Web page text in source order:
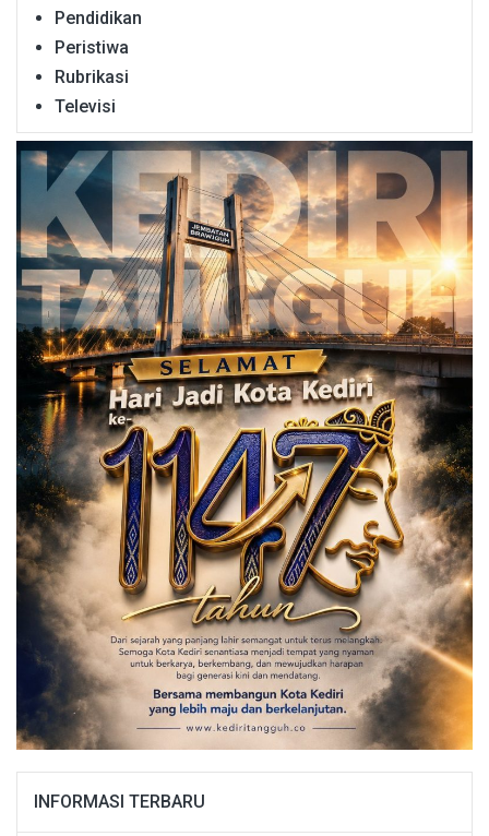
Pendidikan
Peristiwa
Rubrikasi
Televisi
INFORMASI TERBARU